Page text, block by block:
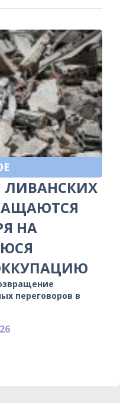
ЛИВАНСКИХ
НА
переговоров в